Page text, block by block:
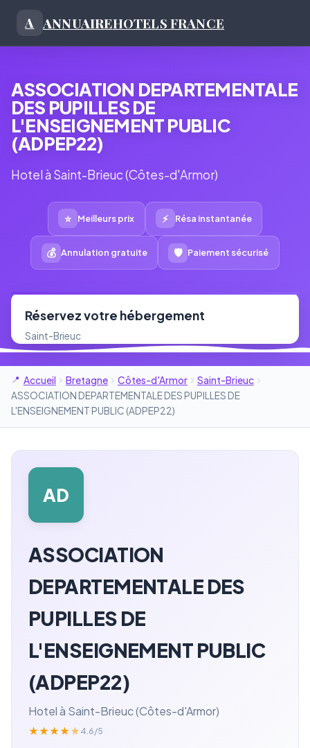
A ANNUAIREHOTELS FRANCE
ASSOCIATION DEPARTEMENTALE
DES PUPILLES DE
L'ENSEIGNEMENT PUBLIC
(ADPEP22)
Hotel à Saint-Brieuc (Côtes-d'Armor)
⭐ Meilleurs prix ⚡ Résa instantanée
💰 Annulation gratuite 🛡 Paiement sécurisé
Réservez votre hébergement
Saint-Brieuc
Accueil Bretagne Côtes-d'Armor
Saint-Brieuc
ASSOCIATION DEPARTEMENTALE DES PUPILLES DE
L'ENSEIGNEMENT PUBLIC (ADPEP22)
AD
ASSOCIATION
DEPARTEMENTALE DES
PUPILLES DE
L'ENSEIGNEMENT PUBLIC
(ADPEP22)
Hotel à Saint-Brieuc (Côtes-d'Armor)
★★★★★ 4.6/5